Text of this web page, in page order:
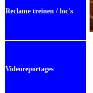
Reclame treinen / loc's
Videoreportages